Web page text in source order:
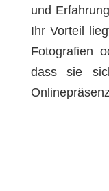
und
Ihr Vorteil
Fotografien
dass sie